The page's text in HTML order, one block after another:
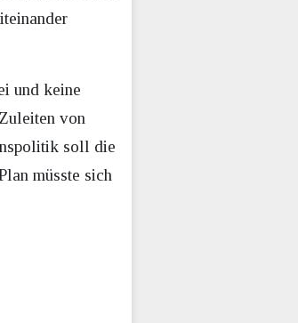
und keine
von
soll die
müsste sich